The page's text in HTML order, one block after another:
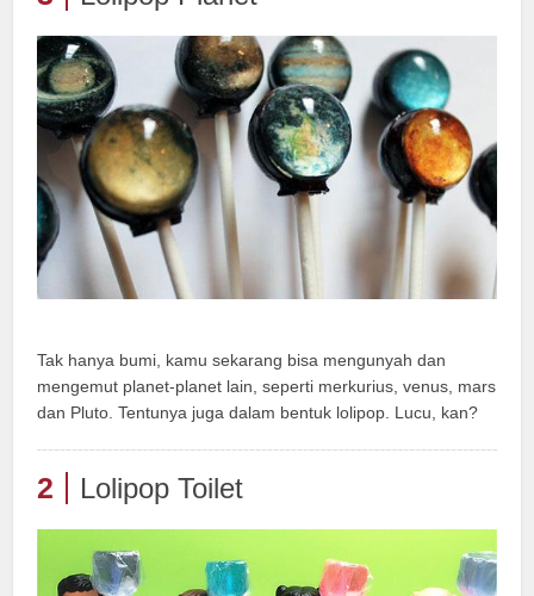
Tak hanya bumi, kamu sekarang bisa mengunyah dan
mengemut planet-planet lain, seperti merkurius, venus, mars
dan Pluto. Tentunya juga dalam bentuk lolipop. Lucu, kan?
2 Lolipop Toilet